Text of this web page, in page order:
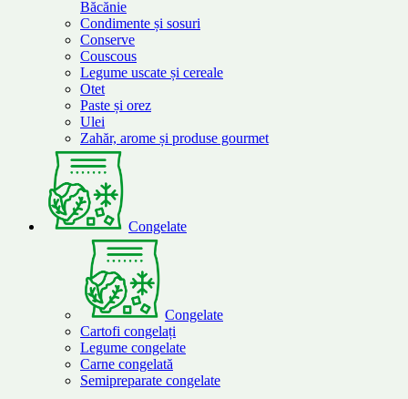
Băcănie
Condimente și sosuri
Conserve
Couscous
Legume uscate și cereale
Otet
Paste și orez
Ulei
Zahăr, arome și produse gourmet
Congelate
Congelate
Cartofi congelați
Legume congelate
Carne congelată
Semipreparate congelate